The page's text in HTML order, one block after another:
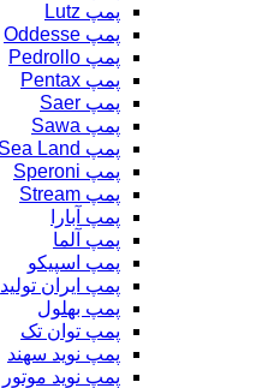
پمپ Lutz
پمپ Oddesse
پمپ Pedrollo
پمپ Pentax
پمپ Saer
پمپ Sawa
پمپ Sea Land
پمپ Speroni
پمپ Stream
پمپ آبارا
پمپ آلما
پمپ اسپیکو
پمپ ایران تولید
پمپ بهلول
پمپ توان تک
پمپ نوید سهند
پمپ نوید موتور